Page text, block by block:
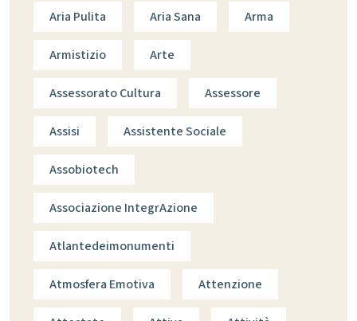
Aria Pulita Aria Sana Arma
Armistizio Arte
Assessorato Cultura Assessore
Assisi Assistente Sociale
Assobiotech
Associazione IntegrAzione
Atlantedeimonumenti
Atmosfera Emotiva Attenzione